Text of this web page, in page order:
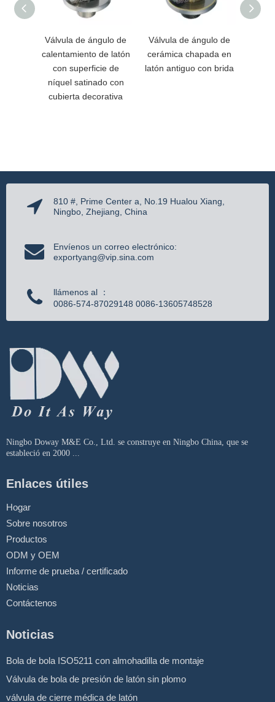
Válvula de ángulo de
calentamiento de latón
con superficie de
níquel satinado con
cubierta decorativa
Válvula de ángulo de
cerámica chapada en
latón antiguo con brida
810 #, Prime Center a, No.19 Hualou Xiang,
Ningbo, Zhejiang, China
Envíenos un correo electrónico:
exportyang@vip.sina.com
llámenos al ：
0086-574-87029148 0086-13605748528
Ningbo Doway M&E Co., Ltd. se construye en Ningbo China, que se
estableció en 2000 ...
Enlaces útiles
Hogar
Sobre nosotros
Productos
ODM y OEM
Informe de prueba / certificado
Noticias
Contáctenos
Noticias
Bola de bola ISO5211 con almohadilla de montaje
Válvula de bola de presión de latón sin plomo
válvula de cierre médica de latón